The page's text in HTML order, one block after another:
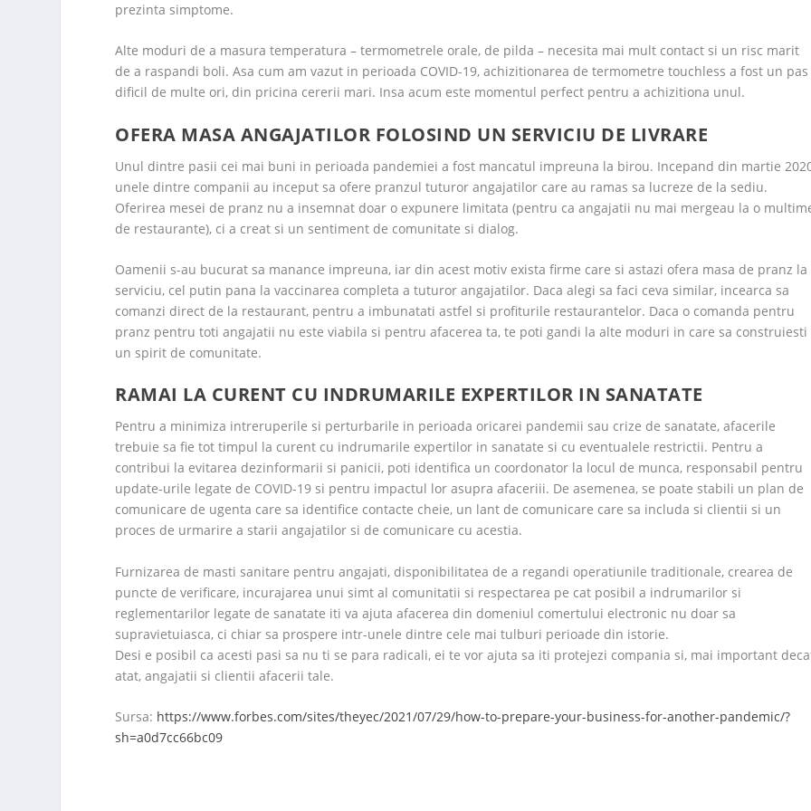
prezinta simptome.
Alte moduri de a masura temperatura – termometrele orale, de pilda – necesita mai mult contact si un risc marit
de a raspandi boli. Asa cum am vazut in perioada COVID-19, achizitionarea de termometre touchless a fost un pas
dificil de multe ori, din pricina cererii mari. Insa acum este momentul perfect pentru a achizitiona unul.
OFERA MASA ANGAJATILOR FOLOSIND UN SERVICIU DE LIVRARE
Unul dintre pasii cei mai buni in perioada pandemiei a fost mancatul impreuna la birou. Incepand din martie
unele dintre companii au inceput sa ofere pranzul tuturor angajatilor care au ramas sa lucreze de la sediu.
Oferirea mesei de pranz nu a insemnat doar o expunere limitata (pentru ca angajatii nu mai mergeau la o
de restaurante), ci a creat si un sentiment de comunitate si dialog.
Oamenii s-au bucurat sa manance impreuna, iar din acest motiv exista firme care si astazi ofera masa de pranz la
serviciu, cel putin pana la vaccinarea completa a tuturor angajatilor. Daca alegi sa faci ceva similar, incearca sa
comanzi direct de la restaurant, pentru a imbunatati astfel si profiturile restaurantelor. Daca o comanda pentru
pranz pentru toti angajatii nu este viabila si pentru afacerea ta, te poti gandi la alte moduri in care sa construiesti
un spirit de comunitate.
RAMAI LA CURENT CU INDRUMARILE EXPERTILOR IN SANATATE
Pentru a minimiza intreruperile si perturbarile in perioada oricarei pandemii sau crize de sanatate, afacerile
trebuie sa fie tot timpul la curent cu indrumarile expertilor in sanatate si cu eventualele restrictii. Pentru a
contribui la evitarea dezinformarii si panicii, poti identifica un coordonator la locul de munca, responsabil pentru
update-urile legate de COVID-19 si pentru impactul lor asupra afaceriii. De asemenea, se poate stabili un plan de
comunicare de ugenta care sa identifice contacte cheie, un lant de comunicare care sa includa si clientii si un
proces de urmarire a starii angajatilor si de comunicare cu acestia.
Furnizarea de masti sanitare pentru angajati, disponibilitatea de a regandi operatiunile traditionale, crearea de
puncte de verificare, incurajarea unui simt al comunitatii si respectarea pe cat posibil a indrumarilor si
reglementarilor legate de sanatate iti va ajuta afacerea din domeniul comertului electronic nu doar sa
supravietuiasca, ci chiar sa prospere intr-unele dintre cele mai tulburi perioade din istorie.
Desi e posibil ca acesti pasi sa nu ti se para radicali, ei te vor ajuta sa iti protejezi compania si, mai important
atat, angajatii si clientii afacerii tale.
Sursa: https://www.forbes.com/sites/theyec/2021/07/29/how-to-prepare-your-business-for-another-pandemic/?
sh=a0d7cc66bc09